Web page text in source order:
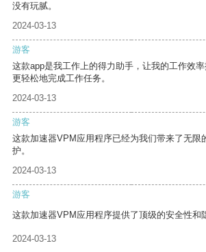
没有玩腻。
2024-03-13
游客
这款app是我工作上的得力助手，让我的工作效
更轻松地完成工作任务。
2024-03-13
游客
这款加速器VPM应用程序已经为我们带来了无限
护。
2024-03-13
游客
这款加速器VPM应用程序提供了顶级的安全性和
2024-03-13